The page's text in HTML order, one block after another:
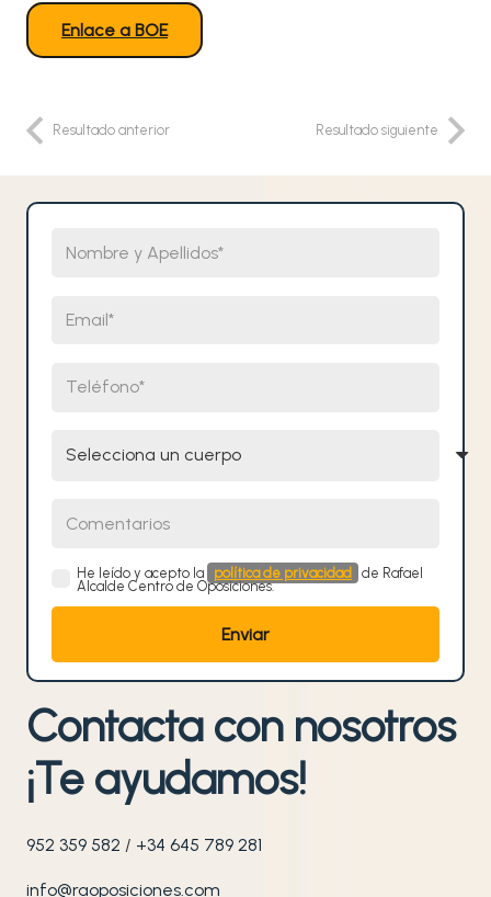
Enlace a BOE
Resultado anterior Resultado siguiente
He leído y acepto la política de privacidad
de Rafael
Alcalde Centro de Oposiciones.
Contacta con nosotros
¡Te ayudamos!
952 359 582 / +34 645 789 281
info@raoposiciones.com